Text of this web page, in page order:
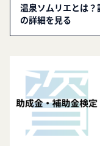
温泉ソムリエとは
の詳細を見る